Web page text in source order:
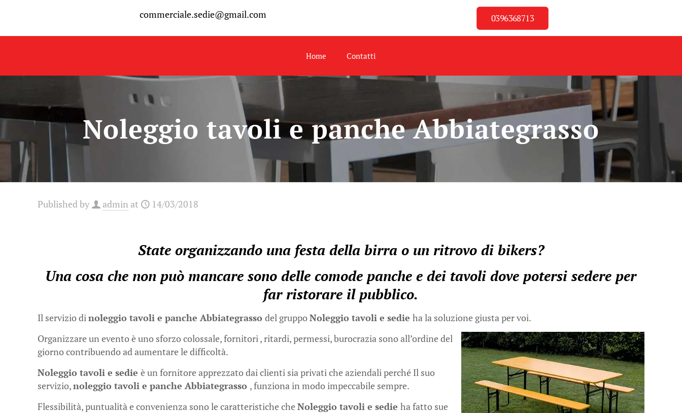
commerciale.sedie@gmail.com 0396368713
Home Contatti
Noleggio tavoli e panche Abbiategrasso
Published by admin at 14/03/2018
State organizzando una festa della birra o un ritrovo di bikers?
Una cosa che non può mancare sono delle comode panche e dei tavoli dove potersi sedere per
far ristorare il pubblico.
Il servizio dinoleggio tavoli e panche Abbiategrassodel gruppoNoleggio tavoli e sedieha la soluzione giusta per voi.
Organizzare un evento è uno sforzo colossale, fornitori , ritardi, permessi, burocrazia sono all’ordine del
giorno contribuendo ad aumentare le difficoltà.
Noleggio tavoli e sedieè un fornitore apprezzato dai clienti sia privati che aziendali perché Il suo
servizio,noleggio tavoli e panche Abbiategrasso , funziona in modo impeccabile sempre.
Flessibilità, puntualità e convenienza sono le caratteristiche cheNoleggio tavoli e sedieha fatto sue